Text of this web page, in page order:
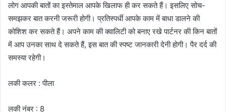
लोग आपकी बातों का इस्तेमाल आपके खिलाफ ही कर सकते हैं। इसलिए सोच-
समझकर बात करनी जरूरी होगी। प्रतिस्पर्धी आपके काम में बाधा डालने की
कोशिश कर सकते हैं। अपने काम की क्वालिटी को बनाए रखे पार्टनर की किन बातों
में आप उनका साथ दे सकते हैं, इस बात की स्पष्ट जानकारी देनी होगी। पैर दर्द की
समस्या रहेगी।
लकी कलर : पीला
लकी नंबर : 8